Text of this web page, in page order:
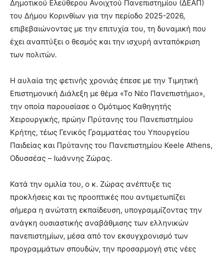
Δημοτικού Ελεύθερου Ανοιχτού Πανεπιστημίου (ΔΕΑΠ)
του Δήμου Κορινθίων για την περίοδο 2025-2026,
επιβεβαιώνοντας με την επιτυχία του, τη δυναμική που
έχει αναπτύξει ο θεσμός και την ισχυρή ανταπόκριση
των πολιτών.
Η αυλαία της φετινής χρονιάς έπεσε με την Τιμητική
Επιστημονική Διάλεξη με θέμα «Το Νέο Πανεπιστήμιο»,
την οποία παρουσίασε ο Ομότιμος Καθηγητής
Χειρουργικής, πρώην Πρύτανης του Πανεπιστημίου
Κρήτης, τέως Γενικός Γραμματέας του Υπουργείου
Παιδείας και Πρύτανης του Πανεπιστημίου Keele Athens,
Οδυσσέας – Ιωάννης Ζώρας.
Κατά την ομιλία του, ο κ. Ζώρας ανέπτυξε τις
προκλήσεις και τις προοπτικές που αντιμετωπίζει
σήμερα η ανώτατη εκπαίδευση, υπογραμμίζοντας την
ανάγκη ουσιαστικής αναβάθμισης των ελληνικών
πανεπιστημίων, μέσα από τον εκσυγχρονισμό των
προγραμμάτων σπουδών, την προσαρμογή στις νέες